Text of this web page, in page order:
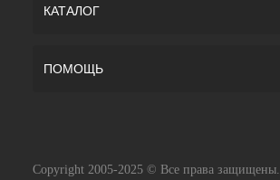
КАТАЛОГ
ПОМОЩЬ
Copyright 2005-2025 © Все права защищены.